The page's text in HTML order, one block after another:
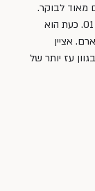
מאוד לבוקר.
השם הוא barely ומספרו 01. כעת הוא
אציין
עז יותר של